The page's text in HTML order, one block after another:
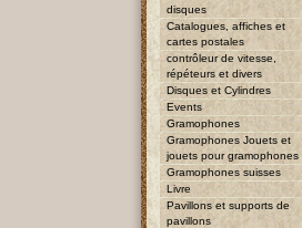
disques
Catalogues, affiches et
cartes postales
contrôleur de vitesse,
répéteurs et divers
Disques et Cylindres
Events
Gramophones
Gramophones Jouets et
jouets pour gramophones
Gramophones suisses
Livre
Pavillons et supports de
pavillons